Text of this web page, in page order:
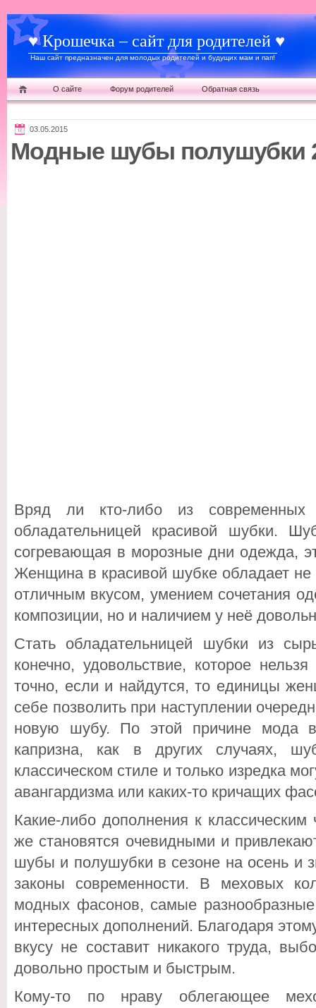
♥ Крошечка – сайт для родителей ♥
Наш сайт предназначен для молодых родителей и будущих мам и пап!
О сайте Форум родителей Обратная связь
03.05.2015
Модные шубы полушубки
Вряд ли кто-либо из
обладательницей красивой шубки.
согревающая в морозные дни одежда,
Женщина в красивой шубке обладает не
отличным вкусом, умением сочетания
композиции, но и наличием у неё
Стать обладательницей шубки из
конечно, удовольствие, которое
точно, если и найдутся, то единицы
себе позволить при наступлении
новую шубу. По этой причине мода
капризна, как в других случаях,
классическом стиле и только изредка
авангардизма или каких-то кричащих
Какие-либо дополнения к
же становятся очевидными и
шубы и полушубки в сезоне на осень и
законы современности. В меховых
модных фасонов, самые
интересных дополнений. Благодаря
вкусу не составит никакого труда,
довольно простым и быстрым.
Кому-то по нраву облегающее